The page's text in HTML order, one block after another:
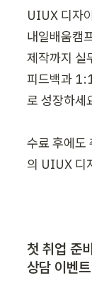
UIUX 디자
내일배움캠
제작까지 실
피드백과
로 성장하세
수료 후에도
의 UIUX 디
첫 취업 준
상담 이벤트